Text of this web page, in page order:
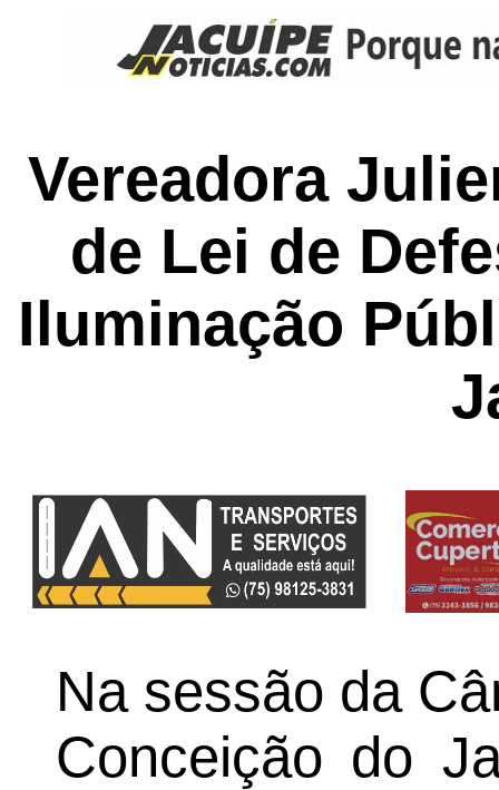
Vereadora
de Lei de
Iluminação
Na sessão da
Conceição do